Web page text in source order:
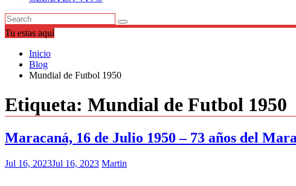
Tu estas aquí
Inicio
Blog
Mundial de Futbol 1950
Etiqueta: Mundial de Futbol 1950
Maracaná, 16 de Julio 1950 – 73 años del
Jul 16, 2023Jul 16, 2023 Martin